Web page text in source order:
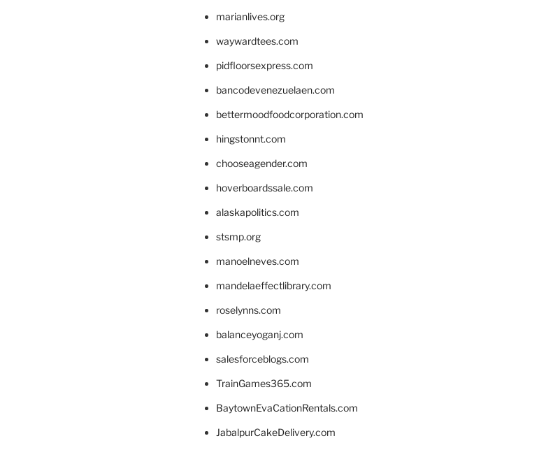
marianlives.org
waywardtees.com
pidfloorsexpress.com
bancodevenezuelaen.com
bettermoodfoodcorporation.com
hingstonnt.com
chooseagender.com
hoverboardssale.com
alaskapolitics.com
stsmp.org
manoelneves.com
mandelaeffectlibrary.com
roselynns.com
balanceyoganj.com
salesforceblogs.com
TrainGames365.com
BaytownEvaCationRentals.com
JabalpurCakeDelivery.com